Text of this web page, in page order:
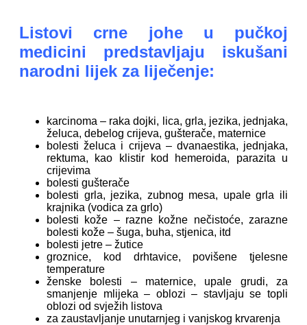
Listovi crne johe u pučkoj
medicini predstavljaju iskušani
narodni lijek za liječenje:
karcinoma – raka dojki, lica, grla, jezika, jednjaka,
želuca, debelog crijeva, gušterače, maternice
bolesti želuca i crijeva – dvanaestika, jednjaka,
rektuma, kao klistir kod hemeroida, parazita u
crijevima
bolesti gušterače
bolesti grla, jezika, zubnog mesa, upale grla ili
krajnika (vodica za grlo)
bolesti kože – razne kožne nečistoće, zarazne
bolesti kože – šuga, buha, stjenica, itd
bolesti jetre – žutice
groznice, kod drhtavice, povišene tjelesne
temperature
ženske bolesti – maternice, upale grudi, za
smanjenje mlijeka – oblozi – stavljaju se topli
oblozi od svježih listova
za zaustavljanje unutarnjeg i vanjskog krvarenja